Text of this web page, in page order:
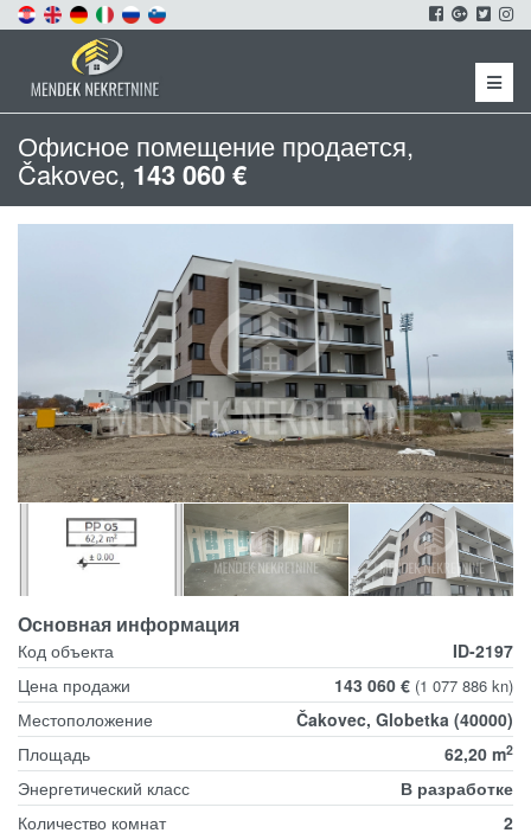
Menu
Офисное помещение продается,
Čakovec, 143 060 €
Основная информация
Код объекта
ID-2197
Цена продажи
143 060 € (1 077 886 kn)
Местоположение
Čakovec, Globetka (40000)
Площадь
62,20 m2
Энергетический класс
В разработке
Количество комнат
2